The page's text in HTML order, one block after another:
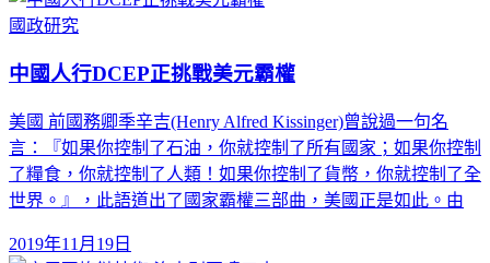
國政研究
中國人行DCEP正挑戰美元霸權
美國 前國務卿季辛吉(Henry Alfred Kissinger)曾說過一句名
言：『如果你控制了石油，你就控制了所有國家；如果你控制
了糧食，你就控制了人類！如果你控制了貨幣，你就控制了全
世界。』，此語道出了國家霸權三部曲，美國正是如此。由
2019年11月19日